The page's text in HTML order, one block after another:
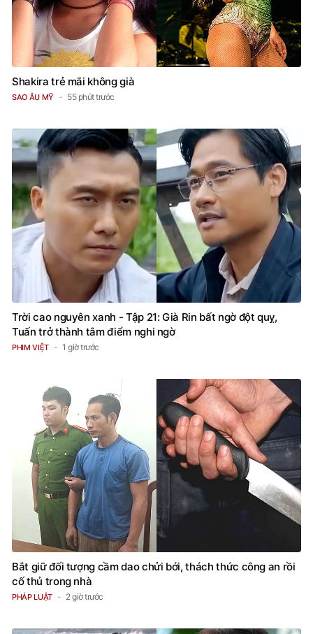
Shakira trẻ mãi không già
SAO ÂU MỸ 55 phút trước
Trời cao nguyên xanh - Tập 21: Già Rin bất ngờ đột quỵ,
Tuấn trở thành tâm điểm nghi ngờ
PHIM VIỆT 1 giờ trước
Bắt giữ đối tượng cầm dao chửi bới, thách thức công an rồi
cố thủ trong nhà
PHÁP LUẬT 2 giờ trước